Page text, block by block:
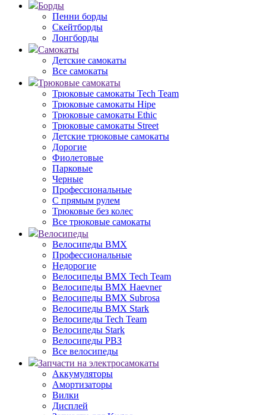
Борды
Пенни борды
Скейтборды
Лонгборды
Самокаты
Детские самокаты
Все самокаты
Трюковые самокаты
Трюковые самокаты Tech Team
Трюковые самокаты Hipe
Трюковые самокаты Ethic
Трюковые самокаты Street
Детские трюковые самокаты
Дорогие
Фиолетовые
Парковые
Черные
Профессиональные
С прямым рулем
Трюковые без колес
Все трюковые самокаты
Велосипеды
Велосипеды BMX
Профессиональные
Недорогие
Велосипеды BMX Tech Team
Велосипеды BMX Haevner
Велосипеды BMX Subrosa
Велосипеды BMX Stark
Велосипеды Tech Team
Велосипеды Stark
Велосипеды РВЗ
Все велосипеды
Запчасти на электросамокаты
Аккумуляторы
Амортизаторы
Вилки
Дисплей